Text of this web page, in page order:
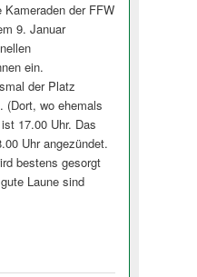
Kameraden der FFW
9. Januar
ein.
der Platz
(Dort, wo ehemals
17.00 Uhr. Das
Uhr angezündet.
bestens gesorgt
Laune sind